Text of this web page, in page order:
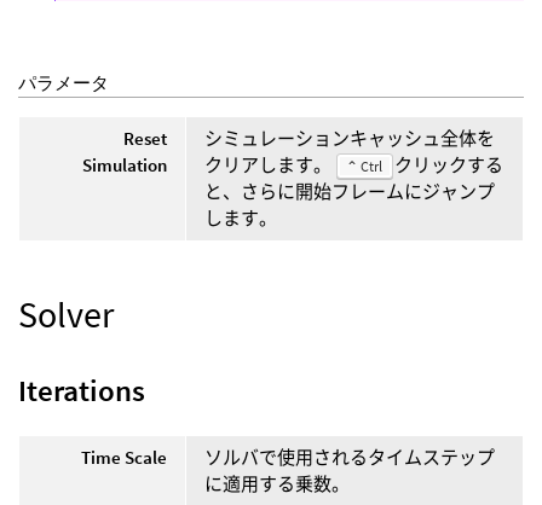
パラメータ
Reset
Simulation
シミュレーションキャッシュ全体を
クリアします。
⌃ Ctrl
クリックする
と、さらに開始フレームにジャンプ
します。
Solver
Iterations
Time Scale
ソルバで使用されるタイムステップ
に適用する乗数。